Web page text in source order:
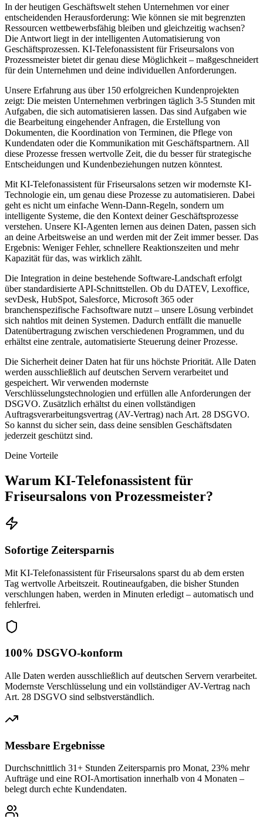
In der heutigen Geschäftswelt stehen Unternehmen vor einer
entscheidenden Herausforderung: Wie können sie mit begrenzten
Ressourcen wettbewerbsfähig bleiben und gleichzeitig wachsen?
Die Antwort liegt in der intelligenten Automatisierung von
Geschäftsprozessen. KI-Telefonassistent für Friseursalons von
Prozessmeister bietet dir genau diese Möglichkeit – maßgeschneidert
für dein Unternehmen und deine individuellen Anforderungen.
Unsere Erfahrung aus über 150 erfolgreichen Kundenprojekten
zeigt: Die meisten Unternehmen verbringen täglich 3-5 Stunden mit
Aufgaben, die sich automatisieren lassen. Das sind Aufgaben wie
die Bearbeitung eingehender Anfragen, die Erstellung von
Dokumenten, die Koordination von Terminen, die Pflege von
Kundendaten oder die Kommunikation mit Geschäftspartnern. All
diese Prozesse fressen wertvolle Zeit, die du besser für strategische
Entscheidungen und Kundenbeziehungen nutzen könntest.
Mit KI-Telefonassistent für Friseursalons setzen wir modernste KI-
Technologie ein, um genau diese Prozesse zu automatisieren. Dabei
geht es nicht um einfache Wenn-Dann-Regeln, sondern um
intelligente Systeme, die den Kontext deiner Geschäftsprozesse
verstehen. Unsere KI-Agenten lernen aus deinen Daten, passen sich
an deine Arbeitsweise an und werden mit der Zeit immer besser. Das
Ergebnis: Weniger Fehler, schnellere Reaktionszeiten und mehr
Kapazität für das, was wirklich zählt.
Die Integration in deine bestehende Software-Landschaft erfolgt
über standardisierte API-Schnittstellen. Ob du DATEV, Lexoffice,
sevDesk, HubSpot, Salesforce, Microsoft 365 oder
branchenspezifische Fachsoftware nutzt – unsere Lösung verbindet
sich nahtlos mit deinen Systemen. Dadurch entfällt die manuelle
Datenübertragung zwischen verschiedenen Programmen, und du
erhältst eine zentrale, automatisierte Steuerung deiner Prozesse.
Die Sicherheit deiner Daten hat für uns höchste Priorität. Alle Daten
werden ausschließlich auf deutschen Servern verarbeitet und
gespeichert. Wir verwenden modernste
Verschlüsselungstechnologien und erfüllen alle Anforderungen der
DSGVO. Zusätzlich erhältst du einen vollständigen
Auftragsverarbeitungsvertrag (AV-Vertrag) nach Art. 28 DSGVO.
So kannst du sicher sein, dass deine sensiblen Geschäftsdaten
jederzeit geschützt sind.
Deine Vorteile
Warum KI-Telefonassistent für
Friseursalons von Prozessmeister?
Sofortige Zeitersparnis
Mit KI-Telefonassistent für Friseursalons sparst du ab dem ersten
Tag wertvolle Arbeitszeit. Routineaufgaben, die bisher Stunden
verschlungen haben, werden in Minuten erledigt – automatisch und
fehlerfrei.
100% DSGVO-konform
Alle Daten werden ausschließlich auf deutschen Servern verarbeitet.
Modernste Verschlüsselung und ein vollständiger AV-Vertrag nach
Art. 28 DSGVO sind selbstverständlich.
Messbare Ergebnisse
Durchschnittlich 31+ Stunden Zeitersparnis pro Monat, 23% mehr
Aufträge und eine ROI-Amortisation innerhalb von 4 Monaten –
belegt durch echte Kundendaten.